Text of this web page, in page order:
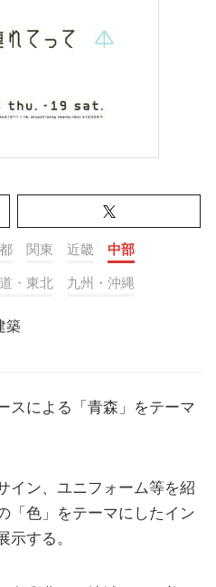
関東 近畿 中部
・東北 九州・沖縄
築
スによる「青森」をテーマ
イン、ユニフォーム等を紹
「色」をテーマにしたイン
示する。